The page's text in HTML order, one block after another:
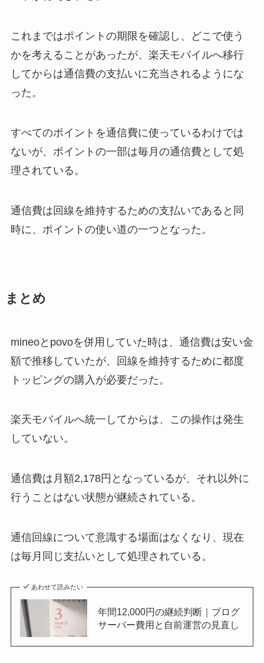
これまではポイントの期限を確認し、どこで使う
かを考えることがあったが、楽天モバイルへ移行
してからは通信費の支払いに充当されるようにな
った。
すべてのポイントを通信費に使っているわけでは
ないが、ポイントの一部は毎月の通信費として処
理されている。
通信費は回線を維持するための支払いであると同
時に、ポイントの使い道の一つとなった。
まとめ
mineoとpovoを併用していた時は、通信費は安い金
額で推移していたが、回線を維持するために都度
トッピングの購入が必要だった。
楽天モバイルへ統一してからは、この操作は発生
していない。
通信費は月額2,178円となっているが、それ以外に
行うことはない状態が継続されている。
通信回線について意識する場面はなくなり、現在
は毎月同じ支払いとして処理されている。
あわせて読みたい
年間12,000円の継続判断｜ブログ
サーバー費用と自前運営の見直し